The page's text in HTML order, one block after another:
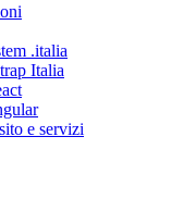
.italia
Italia
e servizi